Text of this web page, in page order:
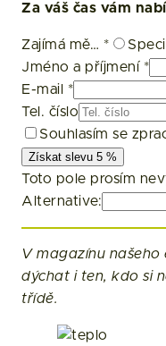
Za váš čas vám
Zajímá mě… *
Jméno a příjmení *
E-mail *
Tel. číslo
Souhlasím se
Získat slevu 5 %
Toto pole prosím
Alternative:
V magazínu našeho
dýchat i ten, kdo si
třídě.